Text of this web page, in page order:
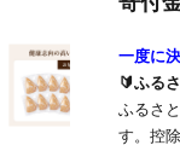
一度に
🔰ふる
ふるさ
す。控